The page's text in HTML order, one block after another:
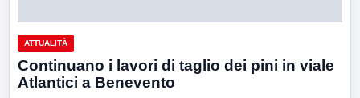
ATTUALITÀ
Continuano i lavori di taglio dei pini in viale
Atlantici a Benevento